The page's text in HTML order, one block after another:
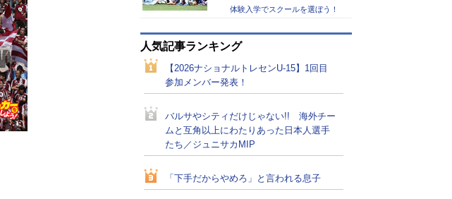
体験入学でスクールを選ぼう！
人気記事ランキング
【2026ナショナルトレセンU-15】1回目
参加メンバー発表！
バルサやシティだけじゃない!! 海外チー
ムと互角以上にわたりあった日本人選手
たち／ジュニサカMIP
「下手だからやめろ」と言われる息子